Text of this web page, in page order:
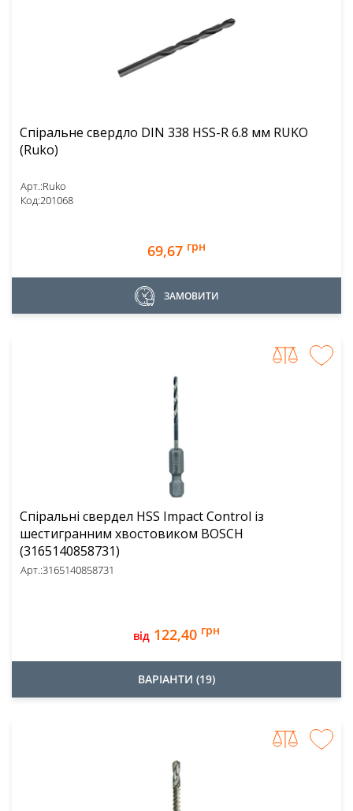
Спіральне свердло DIN 338 HSS-R 6.8 мм RUKO
(Ruko)
Арт.:Ruko
Код:201068
69,67 грн
ЗАМОВИТИ
Спіральні свердел HSS Impact Control із
шестигранним хвостовиком BOSCH
(3165140858731)
Арт.:3165140858731
від 122,40 грн
ВАРІАНТИ (19)